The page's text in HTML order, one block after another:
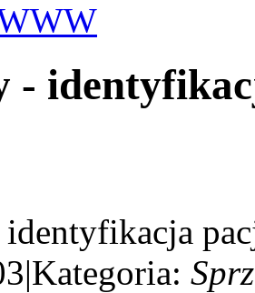
-
|Kategoria: